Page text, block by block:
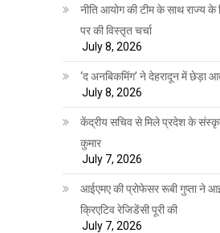
नीति आयोग की टीम के साथ राज्य के
पर की विस्तृत चर्चा
July 8, 2026
‘द अनबिकमिंग’ ने देहरादून में छेड़ा
July 8, 2026
केंद्रीय सचिव से मिले प्रदेश के
कुमार
July 7, 2026
आईएमए की प्रोफेसर रूबी गुप्ता ने
क्रिएटिव रेजिडेंसी पूरी की
July 7, 2026